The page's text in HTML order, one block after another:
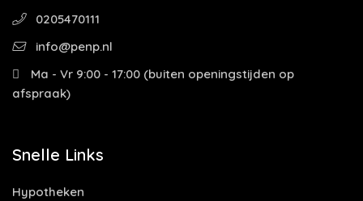
0205470111
info@penp.nl
Ma - Vr 9:00 - 17:00 (buiten openingstijden op
afspraak)
Snelle Links
Hypotheken